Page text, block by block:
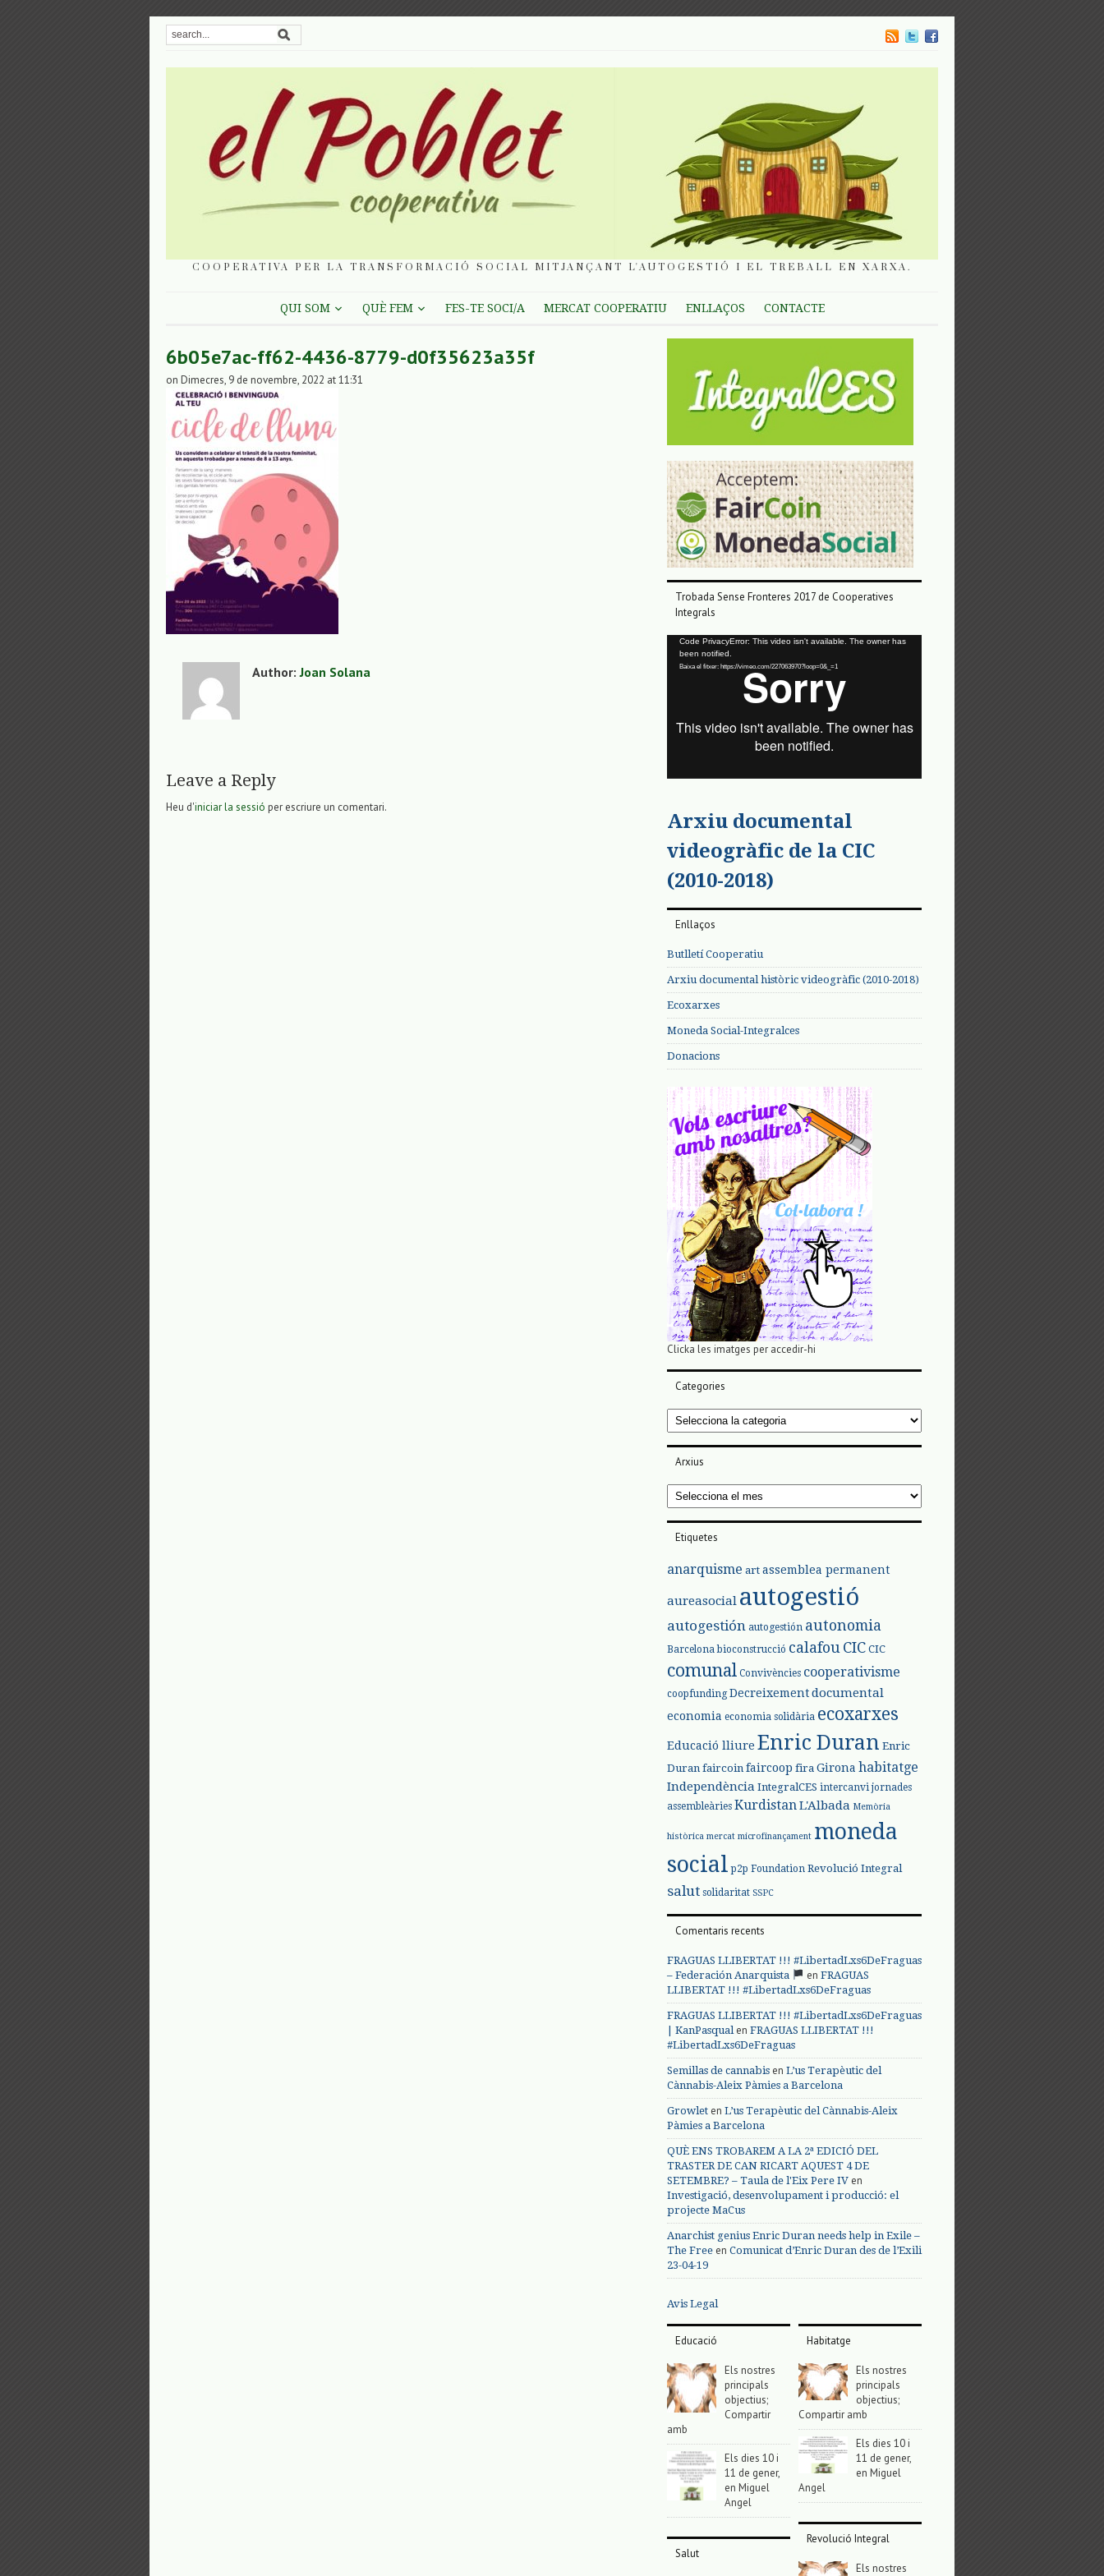
COOPERATIVA PER LA TRANSFORMACIÓ SOCIAL MITJANÇANT L'AUTOGESTIÓ I EL TREBALL EN XARXA.
QUI SOM QUÈ FEM FES-TE SOCI/A MERCAT COOPERATIU ENLLAÇOS CONTACTE
6b05e7ac-ff62-4436-8779-d0f35623a35f
on Dimecres, 9 de novembre, 2022 at 11:31
Author:Joan Solana
Leave a Reply
Heu d'iniciar la sessió per escriure un comentari.
Trobada Sense Fronteres 2017 de Cooperatives
Integrals
Reproductor
vídeo
Code PrivacyError: This video isn't available. The owner has
been notified.
Baixa el fitxer: https://vimeo.com/227063970?loop=0&_=1
Arxiu documental
videogràfic de la CIC
(2010-2018)
Enllaços
Butlletí Cooperatiu
Arxiu documental històric videogràfic (2010-2018)
Ecoxarxes
Moneda Social-Integralces
Donacions
Clicka les imatges per accedir-hi
Categories
Categories
Arxius
Arxius
Etiquetes
anarquisme art assemblea permanent
aureasocial autogestió
autogestión autogestión autonomia
Barcelona bioconstrucció calafou CIC CIC
comunal Convivències cooperativisme
coopfunding Decreixementdocumental
economia economia solidària ecoxarxes
Educació lliure Enric Duran Enric
Duran faircoin faircoop fira Girona habitatge
Independència IntegralCES intercanvi jornades
assembleàries Kurdistan L'Albada Memòria
històrica mercat microfinançament moneda
social p2p Foundation Revolució Integral
salut solidaritat SSPC
Comentaris recents
FRAGUAS LLIBERTAT !!! #LibertadLxs6DeFraguas
– Federación Anarquista
en FRAGUAS
LLIBERTAT !!! #LibertadLxs6DeFraguas
FRAGUAS LLIBERTAT !!! #LibertadLxs6DeFraguas
| KanPasqualen FRAGUAS LLIBERTAT !!!
#LibertadLxs6DeFraguas
Semillas de cannabis en L’us Terapèutic del
Cànnabis-Aleix Pàmies a Barcelona
Growlet en L’us Terapèutic del Cànnabis-Aleix
Pàmies a Barcelona
QUÈ ENS TROBAREM A LA 2ª EDICIÓ DEL
TRASTER DE CAN RICART AQUEST 4 DE
SETEMBRE? – Taula de l'Eix Pere IV en
Investigació, desenvolupament i producció: el
projecte MaCus
Anarchist genius Enric Duran needs help in Exile –
The Free en Comunicat d’Enric Duran des de l’Exili
23-04-19
Avis Legal
Educació
Els nostres
principals
objectius;
Compartir
amb
Els dies 10 i
11 de gener,
en Miguel
Angel
Salut
Habitatge
Els nostres
principals
objectius;
Compartir amb
Els dies 10 i
11 de gener,
en Miguel
Angel
Revolució Integral
Els nostres